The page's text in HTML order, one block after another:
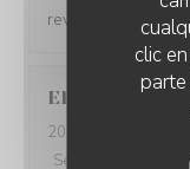
clic
reviendrons, c'est
Elisa
2026-07-29
Servicio